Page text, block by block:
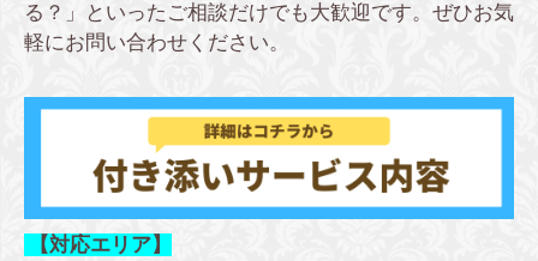
る？」といったご相談だけでも大歓迎です。ぜひお気
軽にお問い合わせください。
【対応エリア】